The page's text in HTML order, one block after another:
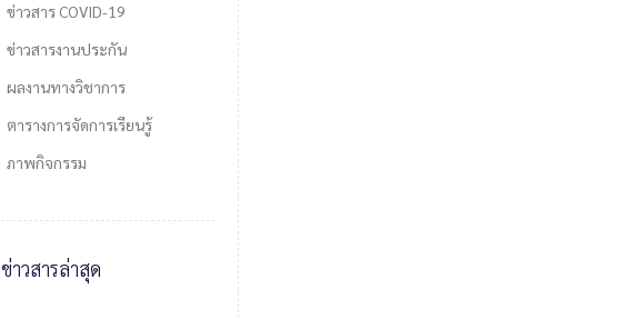
ข่าวสาร COVID-19
ข่าวสารงานประกัน
ผลงานทางวิชาการ
ตารางการจัดการเรียนรู้
ภาพกิจกรรม
ข่าวสารล่าสุด